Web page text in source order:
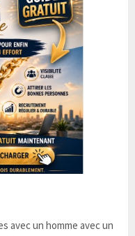
avec un homme avec un